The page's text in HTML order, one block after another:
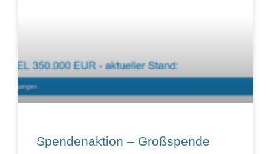
Spendenaktion – Großspende